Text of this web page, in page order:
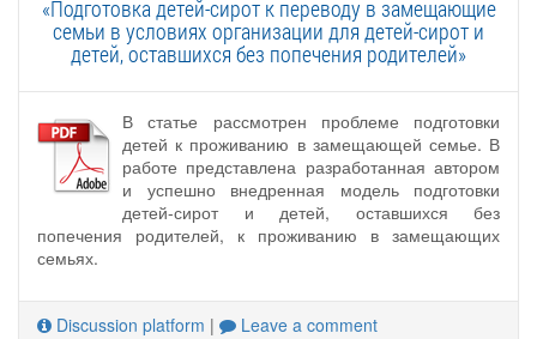
«Подготовка детей-сирот к переводу в замещающие
семьи в условиях организации для детей-сирот и
детей, оставшихся без попечения родителей»
В статье рассмотрен проблеме подготовки
детей к проживанию в замещающей семье. В
работе представлена разработанная автором
и успешно внедренная модель подготовки
детей-сирот и детей, оставшихся без
попечения родителей, к проживанию в замещающих
семьях.
Discussion platform | Leave a comment